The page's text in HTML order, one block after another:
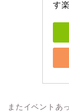
す
またイベントあ